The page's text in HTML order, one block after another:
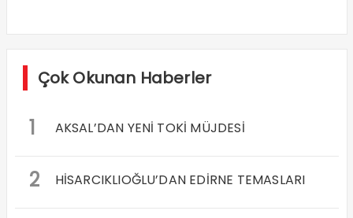
Çok Okunan Haberler
1 AKSAL’DAN YENİ TOKİ MÜJDESİ
2 HİSARCIKLIOĞLU’DAN EDİRNE TEMASLARI